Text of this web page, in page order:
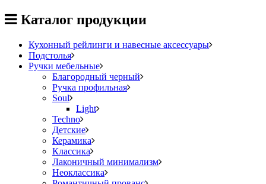
Каталог продукции
Кухонный рейлинги и навесные аксессуары
Подстолья
Ручки мебельные
Благородный черный
Ручка профильная
Soul
Light
Techno
Детские
Керамика
Классика
Лаконичный минимализм
Неоклассика